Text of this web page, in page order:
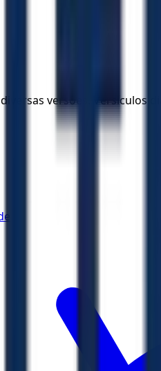
versões. Versículos